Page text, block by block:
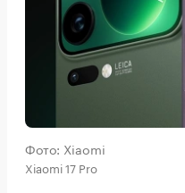
Фото: Xiaomi
Xiaomi 17 Pro